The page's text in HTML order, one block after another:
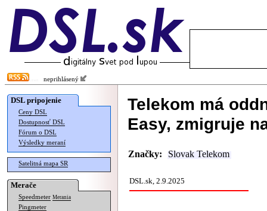
neprihlásený
DSL pripojenie
Ceny DSL
Dostupnosť DSL
Fórum o DSL
Výsledky meraní
Satelitná mapa SR
Merače
Speedmeter Merania
Pingmeter
Telekom má
Easy, zmigruje
Značky: Slovak Telekom
DSL.sk, 2.9.2025